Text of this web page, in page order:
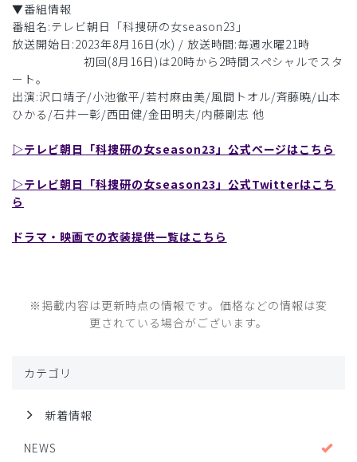
▼番組情報
番組名:テレビ朝日「科捜研の女season23」
放送開始日:2023年8月16日(水) / 放送時間:毎週水曜21時
初回(8月16日)は20時から2時間スペシャルでスタ
ート。
出演:沢口靖子/小池徹平/若村麻由美/風間トオル/斉藤暁/山本
ひかる/石井一彰/西田健/金田明夫/内藤剛志 他
▷テレビ朝日「科捜研の女season23」公式ページはこちら
▷テレビ朝日「科捜研の女season23」公式Twitterはこち
ら
ドラマ・映画での衣装提供一覧はこちら
※掲載内容は更新時点の情報です。価格などの情報は変
更されている場合がございます。
カテゴリ
新着情報
NEWS